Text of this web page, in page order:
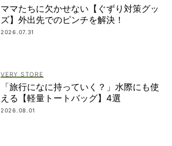
ママたちに欠かせない【ぐずり対策グッ
ズ】外出先でのピンチを解決！
2026.07.31
VERY STORE
「旅行になに持っていく？」水際にも使
える【軽量トートバッグ】4選
2026.08.01